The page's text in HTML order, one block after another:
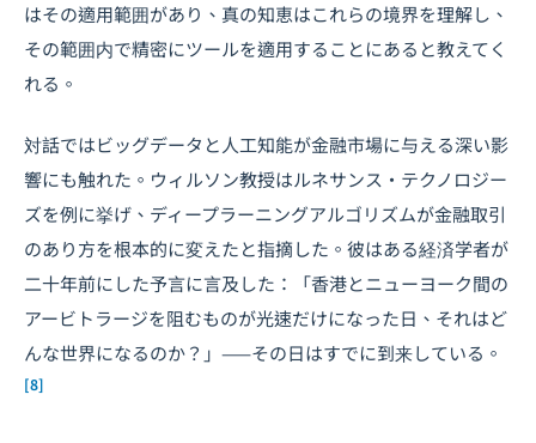
はその適用範囲があり、真の知恵はこれらの境界を理解し、
その範囲内で精密にツールを適用することにあると教えてく
れる。
対話ではビッグデータと人工知能が金融市場に与える深い影
響にも触れた。ウィルソン教授はルネサンス・テクノロジー
ズを例に挙げ、ディープラーニングアルゴリズムが金融取引
のあり方を根本的に変えたと指摘した。彼はある経済学者が
二十年前にした予言に言及した：「香港とニューヨーク間の
アービトラージを阻むものが光速だけになった日、それはど
んな世界になるのか？」——その日はすでに到来している。
[8]